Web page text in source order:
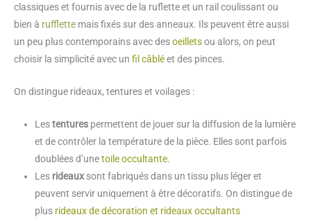
classiques et fournis avec de la ruflette et un rail coulissant ou
bien à rufflette mais fixés sur des anneaux. Ils peuvent être aussi
un peu plus contemporains avec desoeilletsou alors, on peut
choisir la simplicité avec un fil câbléet des pinces.
On distingue rideaux, tentures et voilages :
Lestentures permettent de jouer sur la diffusion de la lumière
et de contrôler la température de la pièce. Elles sont parfois
doublées d’unetoile occultante.
Les rideaux sont fabriqués dans un tissu plus léger et
peuvent servir uniquement à être décoratifs. On distingue de
plus rideaux de décoration et rideaux occultants